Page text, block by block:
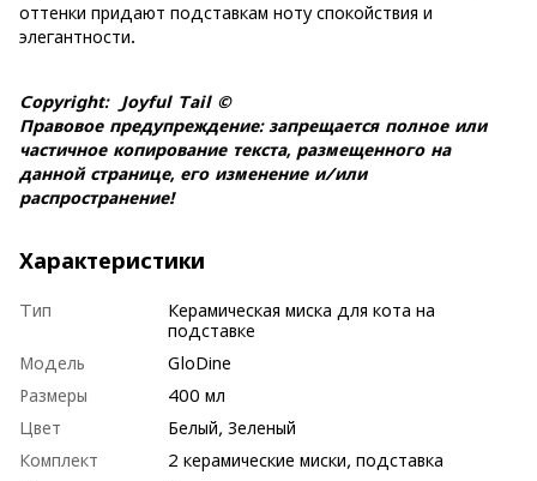
оттенки придают подставкам ноту спокойствия и
элегантности.
Copyright: Joyful Tail ©
Правовое предупреждение: запрещается полное или
частичное копирование текста, размещенного на
данной странице, его изменение и/или
распространение!
Характеристики
Тип
Керамическая миска для кота на
подставке
Модель
GloDine
Размеры
400 мл
Цвет
Белый, Зеленый
Комплект
2 керамические миски, подставка